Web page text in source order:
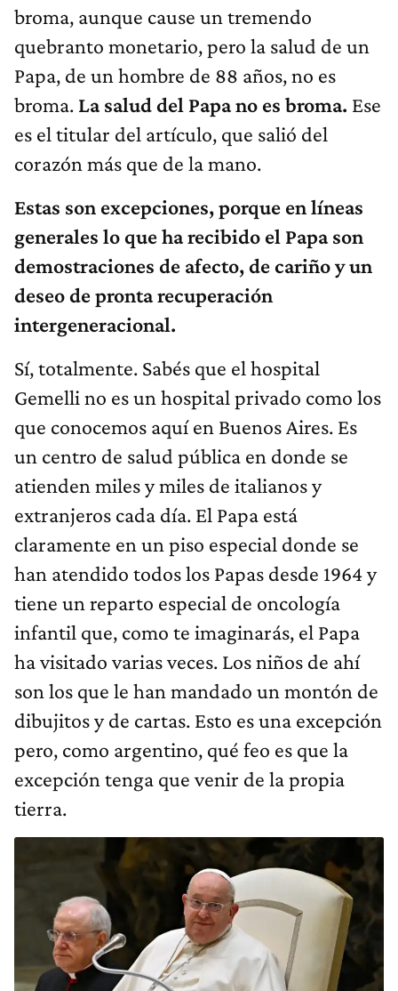
broma, aunque cause un tremendo
quebranto monetario, pero la salud de un
Papa, de un hombre de 88 años, no es
broma. La salud del Papa no es broma. Ese
es el titular del artículo, que salió del
corazón más que de la mano.
Estas son excepciones, porque en líneas
generales lo que ha recibido el Papa son
demostraciones de afecto, de cariño y un
deseo de pronta recuperación
intergeneracional.
Sí, totalmente. Sabés que el hospital
Gemelli no es un hospital privado como los
que conocemos aquí en Buenos Aires. Es
un centro de salud pública en donde se
atienden miles y miles de italianos y
extranjeros cada día. El Papa está
claramente en un piso especial donde se
han atendido todos los Papas desde 1964 y
tiene un reparto especial de oncología
infantil que, como te imaginarás, el Papa
ha visitado varias veces. Los niños de ahí
son los que le han mandado un montón de
dibujitos y de cartas. Esto es una excepción
pero, como argentino, qué feo es que la
excepción tenga que venir de la propia
tierra.